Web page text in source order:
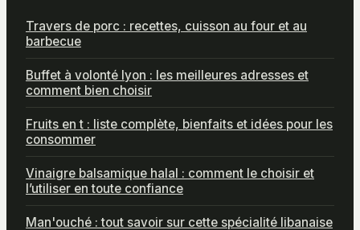
Travers de porc : recettes, cuisson au four et au
barbecue
Buffet à volonté lyon : les meilleures adresses et
comment bien choisir
Fruits en t : liste complète, bienfaits et idées pour les
consommer
Vinaigre balsamique halal : comment le choisir et
l’utiliser en toute confiance
Man'ouché : tout savoir sur cette spécialité libanaise